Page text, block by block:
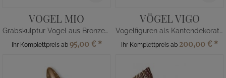
VOGEL MIO
Grabskulptur Vogel aus Bronze/Alu
Ihr Komplettpreis ab 95,00 € *
VÖGEL VIGO
Vogelfiguren als Kantendekoration
Ihr Komplettpreis ab 200,00 € *